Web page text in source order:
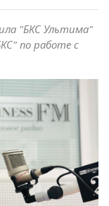
"БКС Ультима"
по работе с